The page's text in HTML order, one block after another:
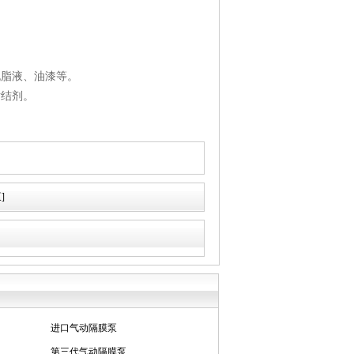
液、油漆等。
剂。
第三代气动隔膜泵
输送泵